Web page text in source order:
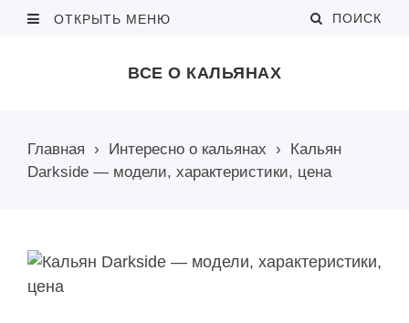
ОТКРЫТЬ МЕНЮ ПОИСК
ВСЕ О КАЛЬЯНАХ
Главная › Интересно о кальянах › Кальян
Darkside — модели, характеристики, цена